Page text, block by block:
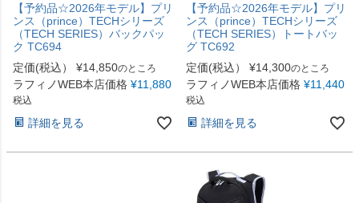
【予約品☆2026年モデル】プリ
ンス（prince）TECHシリーズ
（TECH SERIES）バックパッ
ク TC694
定価(税込）
¥14,850のところ
ラフィノWEB本店価格 ¥11,880
税込
詳細を見る
【予約品☆2026年モデル】プリ
ンス（prince）TECHシリーズ
（TECH SERIES）トートバッ
グ TC692
定価(税込）
¥14,300のところ
ラフィノWEB本店価格 ¥11,440
税込
詳細を見る